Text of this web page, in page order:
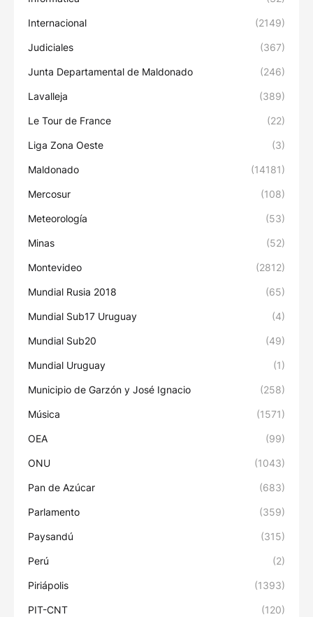
Internacional (2149)
Judiciales (367)
Junta Departamental de Maldonado (246)
Lavalleja (389)
Le Tour de France (22)
Liga Zona Oeste (3)
Maldonado (14181)
Mercosur (108)
Meteorología (53)
Minas (52)
Montevideo (2812)
Mundial Rusia 2018 (65)
Mundial Sub17 Uruguay (4)
Mundial Sub20 (49)
Mundial Uruguay (1)
Municipio de Garzón y José Ignacio (258)
Música (1571)
OEA (99)
ONU (1043)
Pan de Azúcar (683)
Parlamento (359)
Paysandú (315)
Perú (2)
Piriápolis (1393)
PIT-CNT (120)